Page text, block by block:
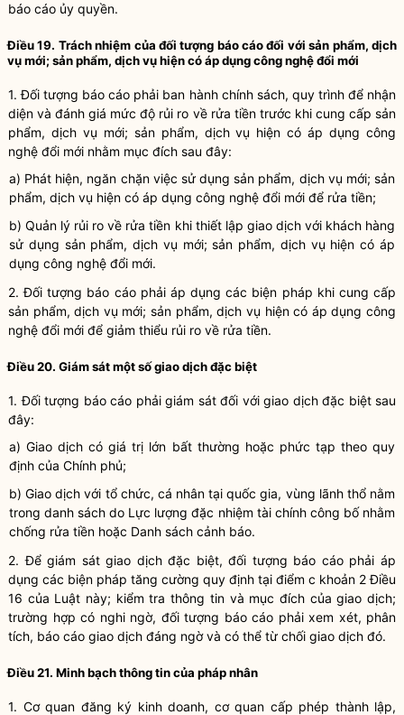
báo cáo ủy quyền.
Điều 19. Trách nhiệm của đối tượng báo cáo đối với sản phẩm, dịch
vụ mới; sản phẩm, dịch vụ hiện có áp dụng công nghệ đổi mới
1. Đối tượng báo cáo phải ban hành chính sách, quy trình để nhận
diện và đánh giá mức độ rủi ro về rửa tiền trước khi cung cấp sản
phẩm, dịch vụ mới; sản phẩm, dịch vụ hiện có áp dụng công
nghệ đổi mới nhằm mục đích sau đây:
a) Phát hiện, ngăn chặn việc sử dụng sản phẩm, dịch vụ mới; sản
phẩm, dịch vụ hiện có áp dụng công nghệ đổi mới để rửa tiền;
b) Quản lý rủi ro về rửa tiền khi thiết lập giao dịch với khách hàng
sử dụng sản phẩm, dịch vụ mới; sản phẩm, dịch vụ hiện có áp
dụng công nghệ đổi mới.
2. Đối tượng báo cáo phải áp dụng các biện pháp khi cung cấp
sản phẩm, dịch vụ mới; sản phẩm, dịch vụ hiện có áp dụng công
nghệ đổi mới để giảm thiểu rủi ro về rửa tiền.
Điều 20. Giám sát một số giao dịch đặc biệt
1. Đối tượng báo cáo phải giám sát đối với giao dịch đặc biệt sau
đây:
a) Giao dịch có giá trị lớn bất thường hoặc phức tạp theo quy
định của Chính phủ;
b) Giao dịchvới tổ chức, cá nhân tại quốc gia, vùng lãnh thổ nằm
trong danh sách do Lực lượng đặc nhiệm tài chính công bố nhằm
chống rửa tiền hoặc Danh sách cảnh báo.
2. Để giám sát giao dịch đặc biệt, đối tượng báo cáo phải áp
dụng các biện pháp tăng cường quy định tại điểm c khoản 2 Điều
16 của Luật này; kiểm tra thông tin và mục đích của giao dịch;
trường hợp có nghi ngờ, đối tượng báo cáo phải xem xét, phân
tích, báo cáo giao dịch đáng ngờ và có thể từ chối giao dịch đó.
Điều 21. Minh bạch thông tin của pháp nhân
1. Cơ quan đăng ký kinh doanh, cơ quan cấp phép thành lập,